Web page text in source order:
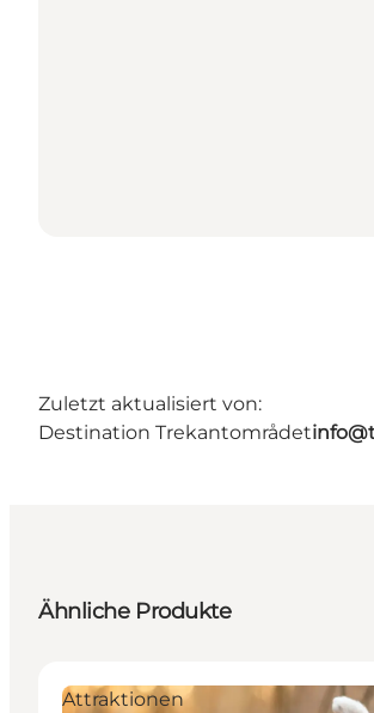
Zuletzt aktualisiert von:
Destination Trekantområdet
Ähnliche Produkte
Attraktionen